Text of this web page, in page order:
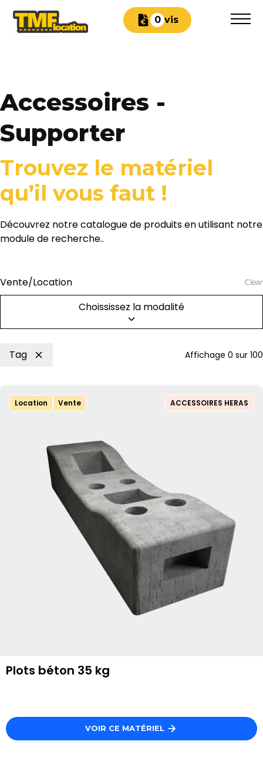
Devis
0
Accessoires -
Supporter
Trouvez le matériel
qu’il vous faut !
Découvrez notre catalogue de produits en utilisant notre
module de recherche..
Vente/Location Clear
Choississez la modalité
Tag Affichage 0 sur 100
Location Vente ACCESSOIRES HERAS
Plots béton 35 kg
VOIR CE MATÉRIEL